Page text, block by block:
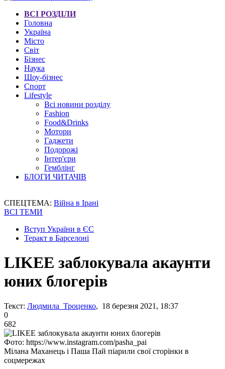
ВСІ РОЗДІЛИ
Головна
Україна
Місто
Світ
Бізнес
Наука
Шоу-бізнес
Спорт
Lifestyle
Всі новини розділу
Fashion
Food&Drinks
Мотори
Гаджети
Подорожі
Інтер'єри
Гемблінг
БЛОГИ ЧИТАЧІВ
СПЕЦТЕМА: Війна в Ірані
ВСІ ТЕМИ
Вступ України в ЄС
Теракт в Барселоні
LIKEE заблокувала акаунти
юних блогерів
Текст: Людмила Троценко, 18 березня 2021, 18:37
0
682
Фото: https://www.instagram.com/pasha_pai
Мілана Маханець і Паша Пай піарили свої сторінки в
соцмережах